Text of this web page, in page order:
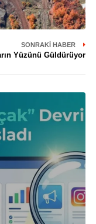
SONRAKI HABER
Yüzünü Güldürüyor